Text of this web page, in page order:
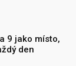
9 jako místo,
den